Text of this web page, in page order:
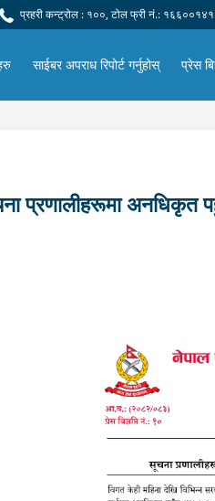
प्रहरी कन्ट्रोल : १००, टोल फ्री नं.:
साईबर अपराध रिपोर्ट गर्नुहोस् प्रेस
प्रणालीहरूमा अनधिकृत